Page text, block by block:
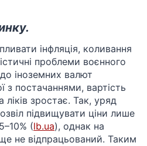
інфляція, коливання
проблеми воєнного
іноземних валют
з постачаннями, вартість
ліків зростає. Так, уряд
підвищувати ціни лише
(​lb.ua), однак на
не відпрацьований. Таким